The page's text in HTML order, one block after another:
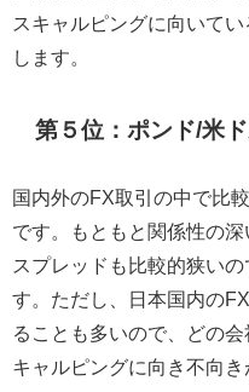
スキャルピングに向いて
します。
第５位：ポンド/米
国内外のFX取引の中で比
です。もともと関係性の深
スプレッドも比較的狭い
す。ただし、日本国内の
ることも多いので、どの
キャルピングに向き不向き